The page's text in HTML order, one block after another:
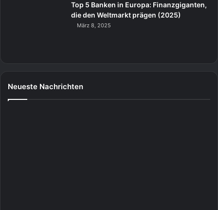
Top 5 Banken in Europa: Finanzgiganten,
die den Weltmarkt prägen (2025)
März 8, 2025
Neueste Nachrichten